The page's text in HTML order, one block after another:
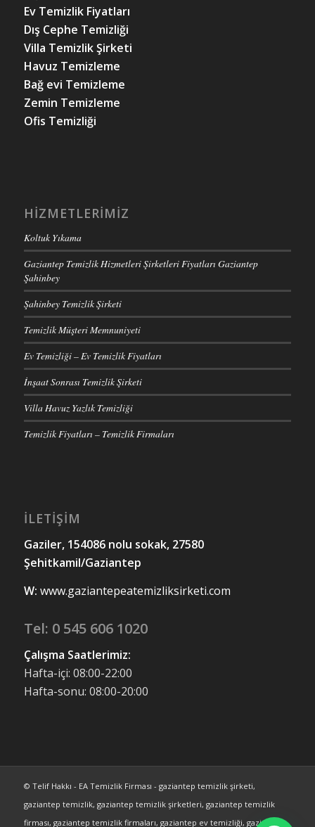
Ev Temizlik Fiyatları
Dış Cephe Temizliği
Villa Temizlik Şirketi
Havuz Temizleme
Bağ evi Temizleme
Zemin Temizleme
Ofis Temizliği
HIZMETLERIMIZ
Koltuk Yıkama
Gaziantep Temizlik Hizmetleri Şirketleri Fiyatları Gaziantep
Şahinbey
Şahinbey Temizlik Şirketi
Temizlik Müşteri Memnuniyeti
Ev Temizliği – Ev Temizlik Fiyatları
İnşaat Sonrası Temizlik Şirketi
Villa Havuz Yazlık Temizliği
Temizlik Fiyatları – Temizlik Firmaları
İLETİŞİM
Gaziler, 154086 nolu sokak, 27580
Şehitkamil/Gaziantep
W: www.gaziantepeatemizliksirketi.com
Tel: 0 545 606 1020
Çalışma Saatlerimiz:
Hafta-içi: 08:00-22:00
Hafta-sonu: 08:00-20:00
© Telif Hakkı - EA Temizlik Firması - gaziantep temizlik şirketi,
gaziantep temizlik, gaziantep temizlik şirketleri, gaziantep temizlik
firması, gaziantep temizlik firmaları, gaziantep ev temizliği, gaziantep